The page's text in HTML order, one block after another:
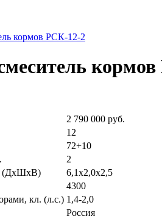
кормов РСК-12-2
2 790 000 руб.
12
72+10
2
(ДхШхВ)
6,1х2,0х2,5
4300
кл. (л.с.) 1,4-2,0
Россия